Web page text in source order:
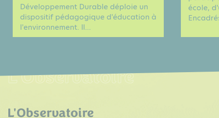
Développement Durable déploie un
dispositif pédagogique d'éducation à
l'environnement. Il...
école,
L'Observatoire
L'Observatoire